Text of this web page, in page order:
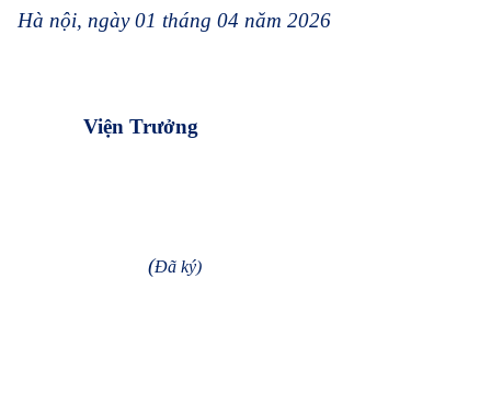
Hà nội, ngày 01 tháng 04 năm 2026
Viện Trưởng
(Đã ký)